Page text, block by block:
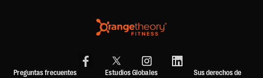
Preguntas frecuentes Estudios Globales
Sus derechos de